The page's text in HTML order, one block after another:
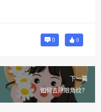
0 0
下一篇
如何去除眼角纹？